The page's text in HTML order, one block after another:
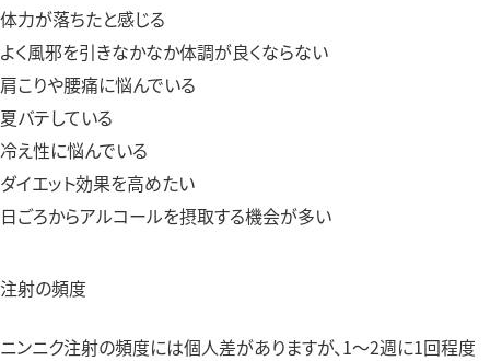
体力が落ちたと感じる
よく風邪を引きなかなか体調が良くならない
肩こりや腰痛に悩んでいる
夏バテしている
冷え性に悩んでいる
ダイエット効果を高めたい
日ごろからアルコールを摂取する機会が多い
注射の頻度
ニンニク注射の頻度には個人差がありますが、1～2週に1回程度